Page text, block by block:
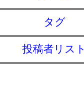
タグ
投稿者リスト